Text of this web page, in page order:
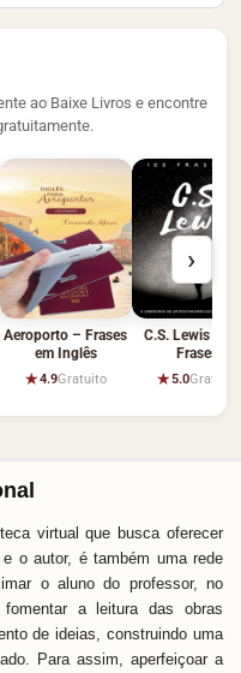
ao Baixe Livros e encontre
Aeroporto – Frases
em Inglês
★4.9Gratuito
C.S. Lewis –
Frases
★5.0Gratuito
›
virtual que busca oferecer
o autor, é também uma rede
o aluno do professor, no
a leitura das obras
de ideias, construindo uma
Para assim, aperfeiçoar a